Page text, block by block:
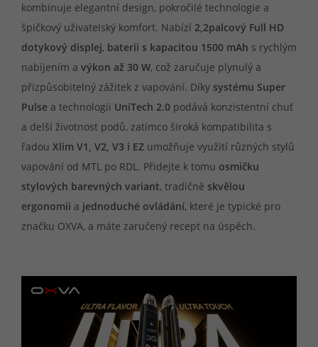
kombinuje elegantní design, pokročilé technologie a
špičkový uživatelský komfort. Nabízí 2,2palcový Full HD
dotykový displej, baterii s kapacitou 1500 mAh s rychlým
nabíjením a výkon až 30 W, což zaručuje plynulý a
přizpůsobitelný zážitek z vapování. Díky systému Super
Pulse a technologii UniTech 2.0 podává konzistentní chuť
a delší životnost podů, zatímco široká kompatibilita s
řadou Xlim V1, V2, V3 i EZ umožňuje využití různých stylů
vapování od MTL po RDL. Přidejte k tomu osmičku
stylových barevných variant, tradičně skvělou
ergonomii a jednoduché ovládání, které je typické pro
značku OXVA, a máte zaručený recept na úspěch.